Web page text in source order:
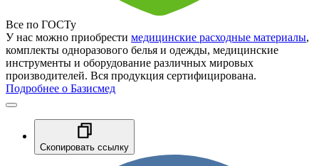
Все по ГОСТу
У нас можно приобрести медицинские расходные материалы,
комплекты одноразового белья и одежды, медицинские
инструменты и оборудование различных мировых
производителей. Вся продукция сертифицирована.
Подробнее о Базисмед
Скопировать ссылку